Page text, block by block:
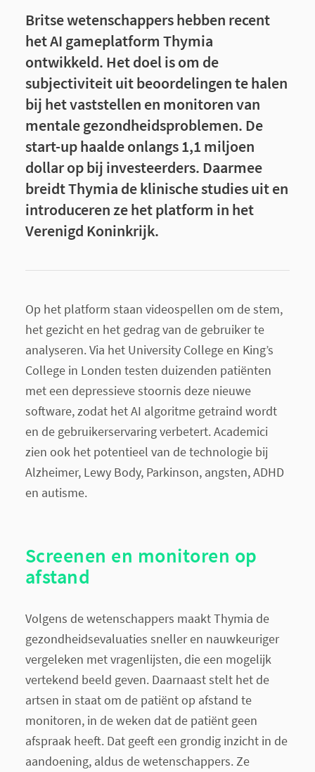
Britse wetenschappers hebben recent
het AI gameplatform Thymia
ontwikkeld. Het doel is om de
subjectiviteit uit beoordelingen te halen
bij het vaststellen en monitoren van
mentale gezondheidsproblemen. De
start-up haalde onlangs 1,1 miljoen
dollar op bij investeerders. Daarmee
breidt Thymia de klinische studies uit en
introduceren ze het platform in het
Verenigd Koninkrijk.
Op het platform staan videospellen om de stem,
het gezicht en het gedrag van de gebruiker te
analyseren. Via het University College en King’s
College in Londen testen duizenden patiënten
met een depressieve stoornis deze nieuwe
software, zodat het AI algoritme getraind wordt
en de gebruikerservaring verbetert. Academici
zien ook het potentieel van de technologie bij
Alzheimer, Lewy Body, Parkinson, angsten, ADHD
en autisme.
Screenen en monitoren op
afstand
Volgens de wetenschappers maakt Thymia de
gezondheidsevaluaties sneller en nauwkeuriger
vergeleken met vragenlijsten, die een mogelijk
vertekend beeld geven. Daarnaast stelt het de
artsen in staat om de patiënt op afstand te
monitoren, in de weken dat de patiënt geen
afspraak heeft. Dat geeft een grondig inzicht in de
aandoening, aldus de wetenschappers. Ze